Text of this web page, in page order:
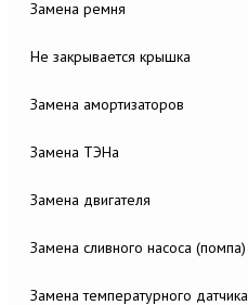
Замена ремня
Не закрывается крышка
Замена амортизаторов
Замена ТЭНа
Замена двигателя
Замена сливного насоса (помпа)
Замена температурного датчика